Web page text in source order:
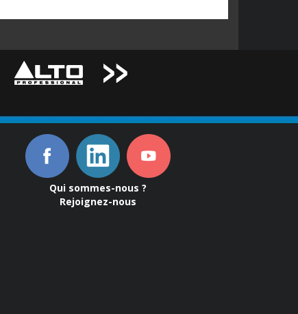
Qui sommes-nous ?
Rejoignez-nous